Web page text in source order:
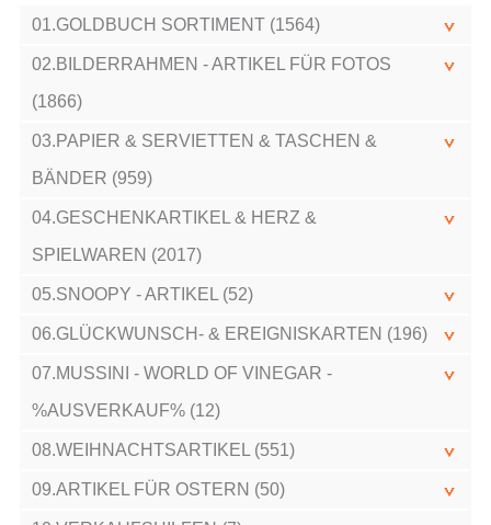
01.GOLDBUCH SORTIMENT (1564)
02.BILDERRAHMEN - ARTIKEL FÜR FOTOS
(1866)
03.PAPIER & SERVIETTEN & TASCHEN &
BÄNDER (959)
04.GESCHENKARTIKEL & HERZ &
SPIELWAREN (2017)
05.SNOOPY - ARTIKEL (52)
06.GLÜCKWUNSCH- & EREIGNISKARTEN (196)
07.MUSSINI - WORLD OF VINEGAR -
%AUSVERKAUF% (12)
08.WEIHNACHTSARTIKEL (551)
09.ARTIKEL FÜR OSTERN (50)